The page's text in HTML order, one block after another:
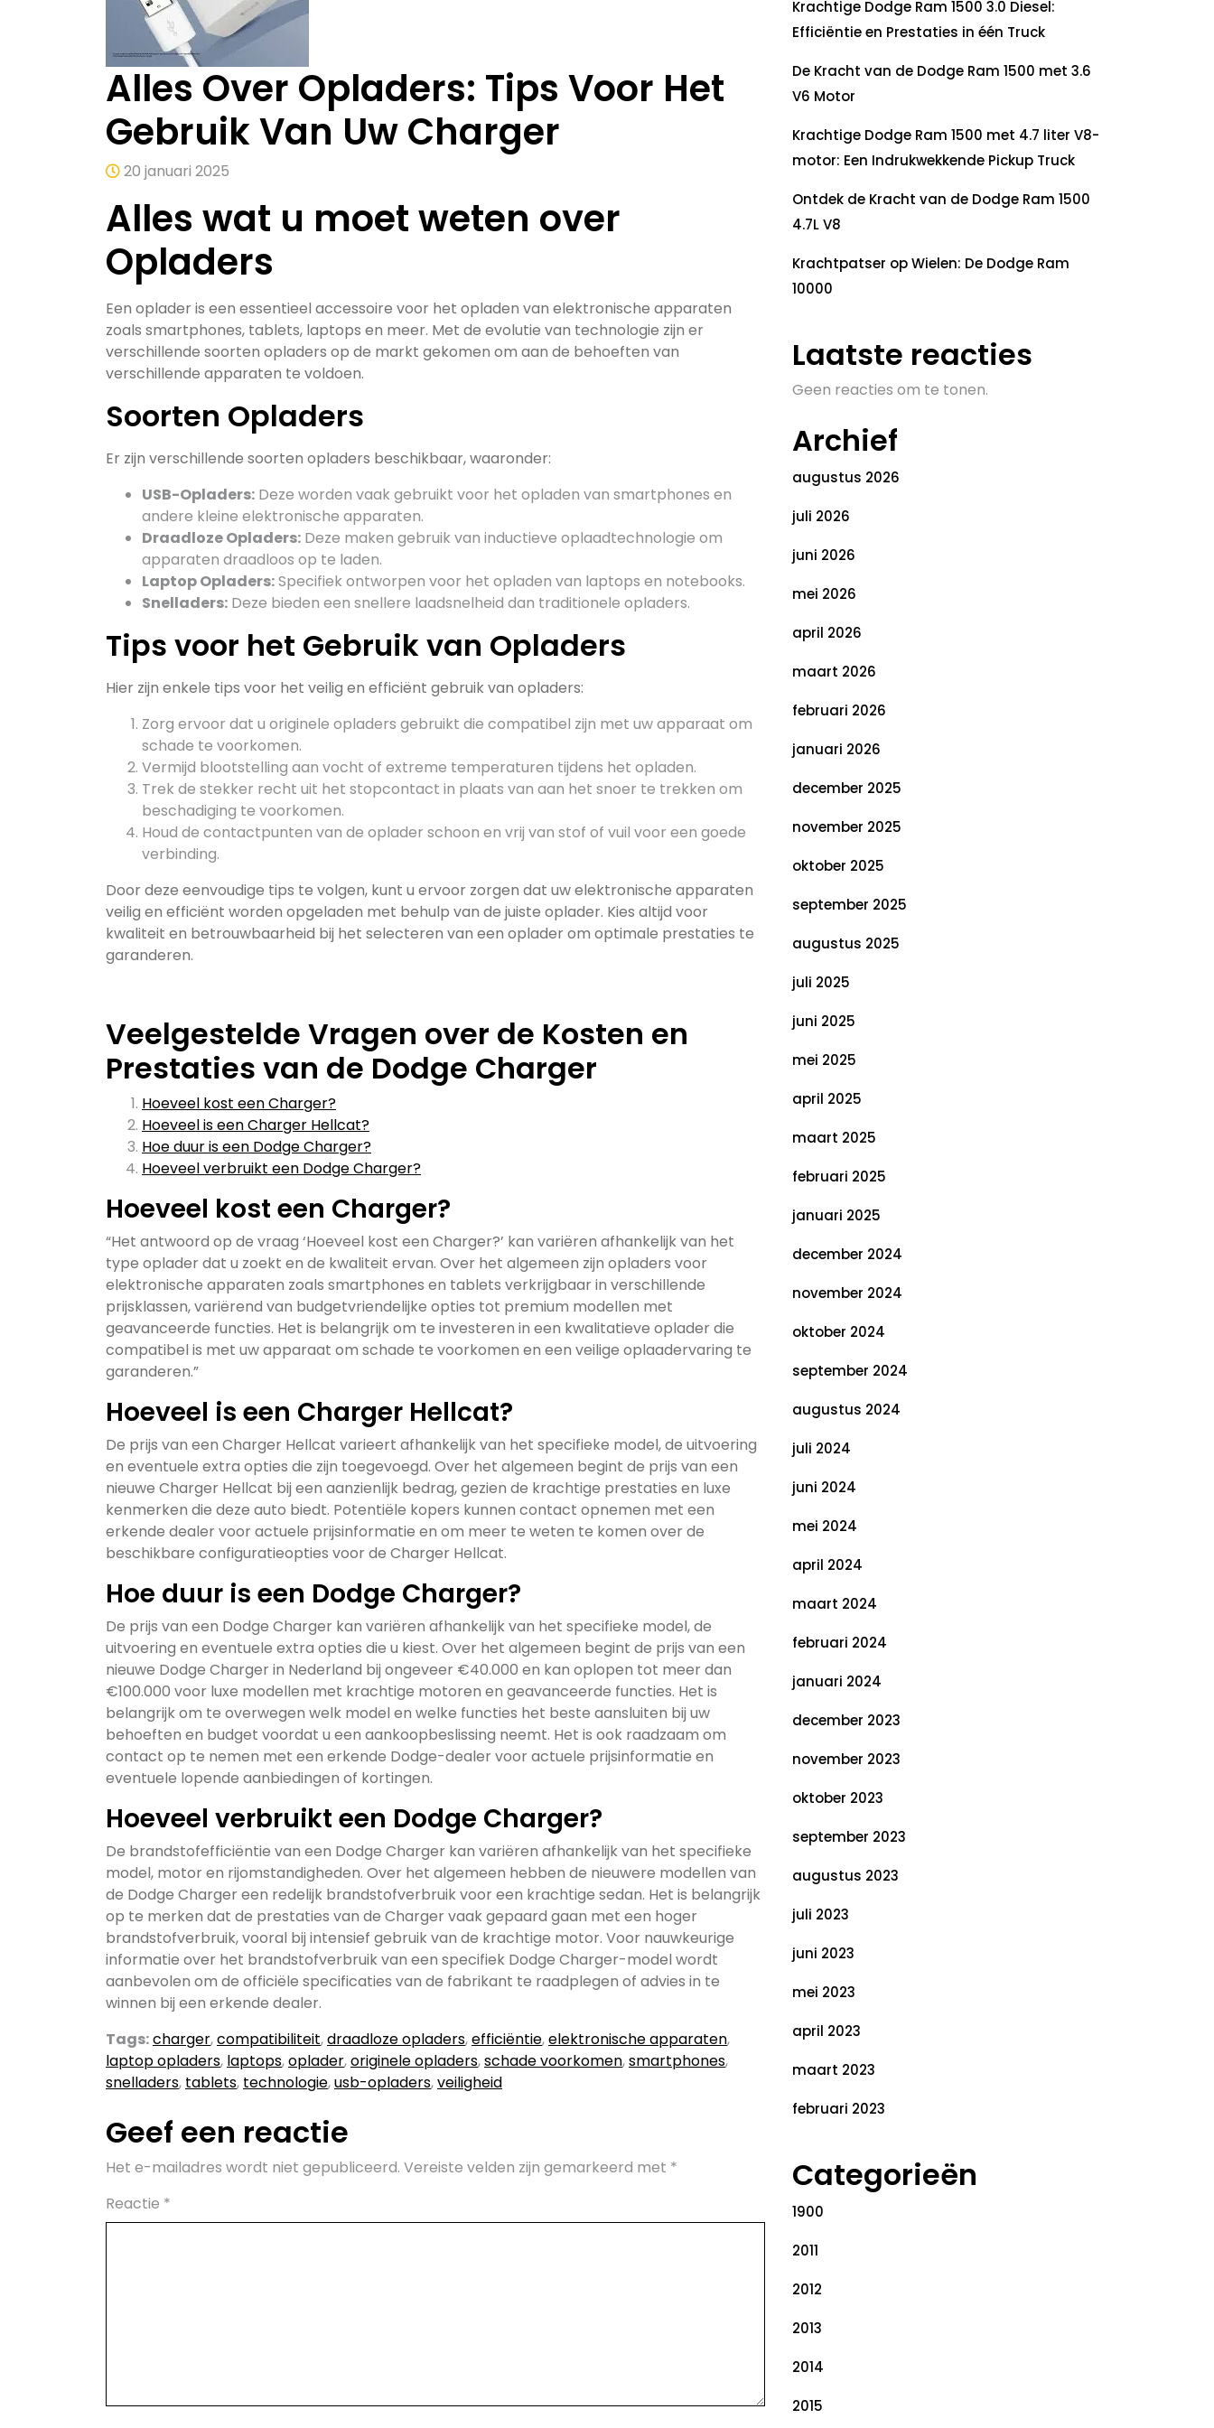
Alles Over Opladers: Tips Voor Het
Gebruik Van Uw Charger
20 januari 2025
Alles wat u moet weten over
Opladers
Een oplader is een essentieel accessoire voor het opladen van elektronische apparaten
zoals smartphones, tablets, laptops en meer. Met de evolutie van technologie zijn er
verschillende soorten opladers op de markt gekomen om aan de behoeften van
verschillende apparaten te voldoen.
Soorten Opladers
Er zijn verschillende soorten opladers beschikbaar, waaronder:
USB-Opladers: Deze worden vaak gebruikt voor het opladen van smartphones en
andere kleine elektronische apparaten.
Draadloze Opladers: Deze maken gebruik van inductieve oplaadtechnologie om
apparaten draadloos op te laden.
Laptop Opladers:Specifiek ontworpen voor het opladen van laptops en notebooks.
Snelladers: Deze bieden een snellere laadsnelheid dan traditionele opladers.
Tips voor het Gebruik van Opladers
Hier zijn enkele tips voor het veilig en efficiënt gebruik van opladers:
Zorg ervoor dat u originele opladers gebruikt die compatibel zijn met uw apparaat om
schade te voorkomen.
Vermijd blootstelling aan vocht of extreme temperaturen tijdens het opladen.
Trek de stekker recht uit het stopcontact in plaats van aan het snoer te trekken om
beschadiging te voorkomen.
Houd de contactpunten van de oplader schoon en vrij van stof of vuil voor een goede
verbinding.
Door deze eenvoudige tips te volgen, kunt u ervoor zorgen dat uw elektronische apparaten
veilig en efficiënt worden opgeladen met behulp van de juiste oplader. Kies altijd voor
kwaliteit en betrouwbaarheid bij het selecteren van een oplader om optimale prestaties te
garanderen.
Veelgestelde Vragen over de Kosten en
Prestaties van de Dodge Charger
Hoeveel kost een Charger?
Hoeveel is een Charger Hellcat?
Hoe duur is een Dodge Charger?
Hoeveel verbruikt een Dodge Charger?
Hoeveel kost een Charger?
“Het antwoord op de vraag ‘Hoeveel kost een Charger?’ kan variëren afhankelijk van het
type oplader dat u zoekt en de kwaliteit ervan. Over het algemeen zijn opladers voor
elektronische apparaten zoals smartphones en tablets verkrijgbaar in verschillende
prijsklassen, variërend van budgetvriendelijke opties tot premium modellen met
geavanceerde functies. Het is belangrijk om te investeren in een kwalitatieve oplader die
compatibel is met uw apparaat om schade te voorkomen en een veilige oplaadervaring te
garanderen.”
Hoeveel is een Charger Hellcat?
De prijs van een Charger Hellcat varieert afhankelijk van het specifieke model, de uitvoering
en eventuele extra opties die zijn toegevoegd. Over het algemeen begint de prijs van een
nieuwe Charger Hellcat bij een aanzienlijk bedrag, gezien de krachtige prestaties en luxe
kenmerken die deze auto biedt. Potentiële kopers kunnen contact opnemen met een
erkende dealer voor actuele prijsinformatie en om meer te weten te komen over de
beschikbare configuratieopties voor de Charger Hellcat.
Hoe duur is een Dodge Charger?
De prijs van een Dodge Charger kan variëren afhankelijk van het specifieke model, de
uitvoering en eventuele extra opties die u kiest. Over het algemeen begint de prijs van een
nieuwe Dodge Charger in Nederland bij ongeveer €40.000 en kan oplopen tot meer dan
€100.000 voor luxe modellen met krachtige motoren en geavanceerde functies. Het is
belangrijk om te overwegen welk model en welke functies het beste aansluiten bij uw
behoeften en budget voordat u een aankoopbeslissing neemt. Het is ook raadzaam om
contact op te nemen met een erkende Dodge-dealer voor actuele prijsinformatie en
eventuele lopende aanbiedingen of kortingen.
Hoeveel verbruikt een Dodge Charger?
De brandstofefficiëntie van een Dodge Charger kan variëren afhankelijk van het specifieke
model, motor en rijomstandigheden. Over het algemeen hebben de nieuwere modellen van
de Dodge Charger een redelijk brandstofverbruik voor een krachtige sedan. Het is belangrijk
op te merken dat de prestaties van de Charger vaak gepaard gaan met een hoger
brandstofverbruik, vooral bij intensief gebruik van de krachtige motor. Voor nauwkeurige
informatie over het brandstofverbruik van een specifiek Dodge Charger-model wordt
aanbevolen om de officiële specificaties van de fabrikant te raadplegen of advies in te
winnen bij een erkende dealer.
Tags:charger,compatibiliteit,draadloze opladers,efficiëntie,elektronische apparaten,
laptop opladers, laptops,oplader,originele opladers,schade voorkomen,smartphones,
snelladers, tablets, technologie,usb-opladers,veiligheid
Geef een reactie
Het e-mailadres wordt niet gepubliceerd. Vereiste velden zijn gemarkeerd met *
Reactie *
Krachtige Dodge Ram 1500 3.0 Diesel:
Efficiëntie en Prestaties in één Truck
De Kracht van de Dodge Ram 1500 met 3.6
V6 Motor
Krachtige Dodge Ram 1500 met 4.7 liter V8-
motor: Een Indrukwekkende Pickup Truck
Ontdek de Kracht van de Dodge Ram 1500
4.7L V8
Krachtpatser op Wielen: De Dodge Ram
10000
Laatste reacties
Geen reacties om te tonen.
Archief
augustus 2026
juli 2026
juni 2026
mei 2026
april 2026
maart 2026
februari 2026
januari 2026
december 2025
november 2025
oktober 2025
september 2025
augustus 2025
juli 2025
juni 2025
mei 2025
april 2025
maart 2025
februari 2025
januari 2025
december 2024
november 2024
oktober 2024
september 2024
augustus 2024
juli 2024
juni 2024
mei 2024
april 2024
maart 2024
februari 2024
januari 2024
december 2023
november 2023
oktober 2023
september 2023
augustus 2023
juli 2023
juni 2023
mei 2023
april 2023
maart 2023
februari 2023
Categorieën
1900
2011
2012
2013
2014
2015